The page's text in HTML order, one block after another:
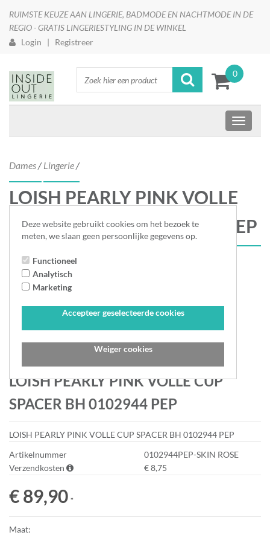
RUIMSTE KEUZE AAN LINGERIE, BADMODE EN NACHTMODE IN DE
REGIO - GRATIS LINGERIESTYLING IN DE WINKEL
Login
| Registreer
0
Dames/ Lingerie/
LOISH PEARLY PINK VOLLE
CUP SPACER BH 0102944 PEP
LOISH PEARLY PINK VOLLE CUP
SPACER BH 0102944 PEP
LOISH PEARLY PINK VOLLE CUP SPACER BH 0102944 PEP
Artikelnummer
0102944PEP-SKIN ROSE
Verzendkosten
€ 8,75
€ 89,90 *
Maat:
Deze website gebruikt cookies om het bezoek te
meten, we slaan geen persoonlijke gegevens op.
Functioneel
Analytisch
Marketing
Accepteer geselecteerde cookies
Weiger cookies